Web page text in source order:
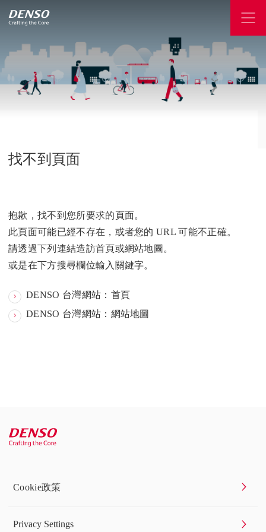
找不到頁面
抱歉，找不到您所要求的頁面。
此頁面可能已經不存在，或者您的 URL 可能不正確。
請透過下列連結造訪首頁或網站地圖。
或是在下方搜尋欄位輸入關鍵字。
DENSO 台灣網站：首頁
DENSO 台灣網站：網站地圖
Cookie政策
Privacy Settings